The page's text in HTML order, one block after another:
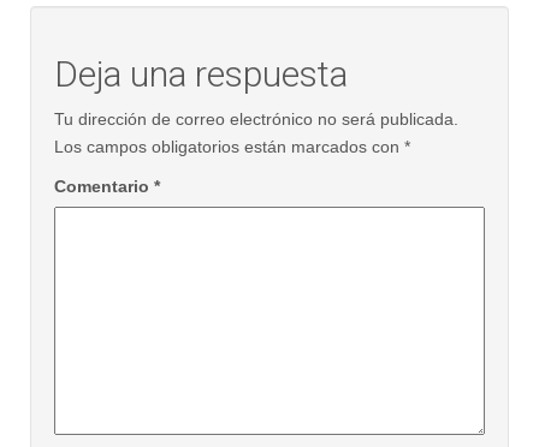
Deja una respuesta
Tu dirección de correo electrónico no será publicada.
Los campos obligatorios están marcados con *
Comentario *